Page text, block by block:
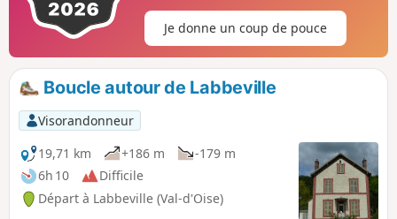
Je donne un coup de pouce
Boucle autour de Labbeville
Visorandonneur
19,71 km
+186 m
-179 m
6h 10
Difficile
Départ à Labbeville (Val-d'Oise)